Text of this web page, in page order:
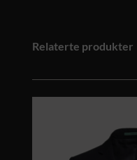
Relaterte produkter